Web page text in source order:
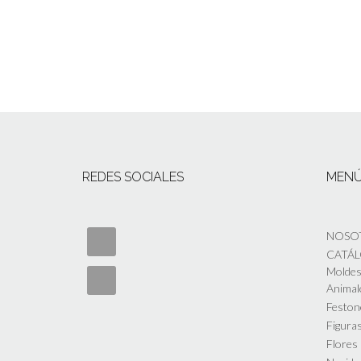
REDES SOCIALES
Flores